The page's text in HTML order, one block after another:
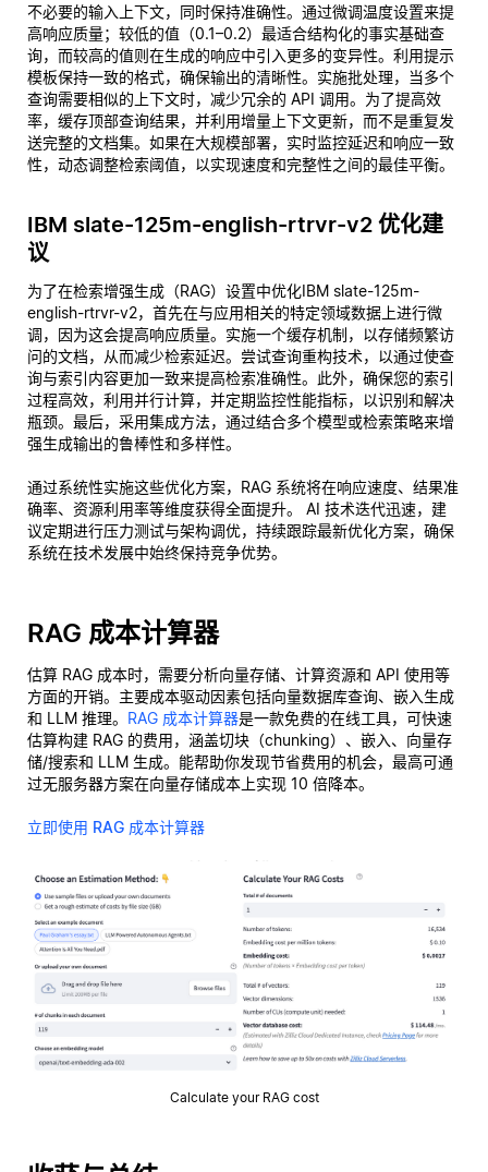
不必要的输入上下文，同时保持准确性。通过微调温度设置来提
高响应质量；较低的值（0.1–0.2）最适合结构化的事实基础查
询，而较高的值则在生成的响应中引入更多的变异性。利用提示
模板保持一致的格式，确保输出的清晰性。实施批处理，当多个
查询需要相似的上下文时，减少冗余的 API 调用。为了提高效
率，缓存顶部查询结果，并利用增量上下文更新，而不是重复发
送完整的文档集。如果在大规模部署，实时监控延迟和响应一致
性，动态调整检索阈值，以实现速度和完整性之间的最佳平衡。
IBM slate-125m-english-rtrvr-v2 优化建
议
为了在检索增强生成（RAG）设置中优化IBM slate-125m-
english-rtrvr-v2，首先在与应用相关的特定领域数据上进行微
调，因为这会提高响应质量。实施一个缓存机制，以存储频繁访
问的文档，从而减少检索延迟。尝试查询重构技术，以通过使查
询与索引内容更加一致来提高检索准确性。此外，确保您的索引
过程高效，利用并行计算，并定期监控性能指标，以识别和解决
瓶颈。最后，采用集成方法，通过结合多个模型或检索策略来增
强生成输出的鲁棒性和多样性。
通过系统性实施这些优化方案，RAG 系统将在响应速度、结果准
确率、资源利用率等维度获得全面提升。 AI 技术迭代迅速，建
议定期进行压力测试与架构调优，持续跟踪最新优化方案，确保
系统在技术发展中始终保持竞争优势。
RAG 成本计算器
估算 RAG 成本时，需要分析向量存储、计算资源和 API 使用等
方面的开销。主要成本驱动因素包括向量数据库查询、嵌入生成
和 LLM 推理。 RAG 成本计算器是一款免费的在线工具，可快速
估算构建 RAG 的费用，涵盖切块（chunking）、嵌入、向量存
储/搜索和 LLM 生成。能帮助你发现节省费用的机会，最高可通
过无服务器方案在向量存储成本上实现 10 倍降本。
立即使用 RAG 成本计算器
Calculate your RAG cost